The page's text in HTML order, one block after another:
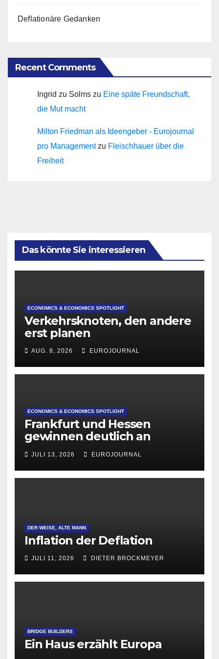
Deflationäre Gedanken
Recent Comments
Ingrid zu Solms zu Eine späte Freundschaft,
die Mut macht
Milton Friedman als Ideengeber - Eurojournal
pro Managementzu Fleischhauer über die
Freiheit
Das könnte Sie interessieren
ECONOMICS & ECONOMICS SPOTLIGHT
Verkehrsknoten, den andere
erst planen
AUG. 8, 2026 EUROJOURNAL
ECONOMICS & ECONOMICS SPOTLIGHT
Frankfurt und Hessen
gewinnen deutlich an
Attraktivität für Startup-
Gründungen
JULI 13, 2026 EUROJOURNAL
DER WEISE, ALTE MANN
Inflation der Deflation
JULI 11, 2026 DIETER BROCKMEYER
BRIDGE BUILDERS
Ein Haus erzählt Europa